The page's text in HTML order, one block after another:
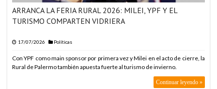
ARRANCA LA FERIA RURAL 2026: MILEI, YPF Y EL
TURISMO COMPARTEN VIDRIERA
17/07/2026 Políticas
Con YPF como main sponsor por primera vez y Milei en el acto de cierre, la
Rural de Palermo también apuesta fuerte al turismo de invierno.
Continuar leyendo »